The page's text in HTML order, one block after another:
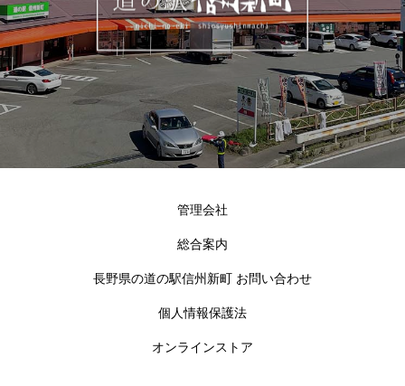
管理会社
総合案内
長野県の道の駅信州新町 お問い合わせ
個人情報保護法
オンラインストア